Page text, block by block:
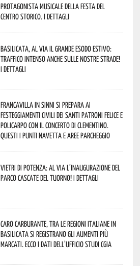
protagonista musicale della Festa del
Centro Storico. I dettagli
Basilicata, al via il grande esodo estivo:
traffico intenso anche sulle nostre strade!
I dettagli
Francavilla in Sinni si prepara ai
Festeggiamenti civili dei Santi Patroni Felice e
Policarpo con il concerto di Clementino.
Questi i punti navetta e aree parcheggio
Vietri di Potenza: al via l’inaugurazione del
Parco Cascate del Tuorno! I dettagli
Caro carburante, tra le regioni italiane in
Basilicata si registrano gli aumenti più
marcati. Ecco i dati dell’Ufficio studi CGIA